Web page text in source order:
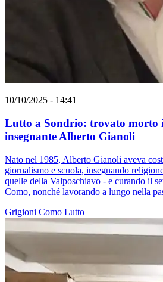
10/10/2025 - 14:41
Lutto a Sondrio: trovato morto
insegnante Alberto Gianoli
Nato nel 1985, Alberto Gianoli aveva
giornalismo e scuola, insegnando
quelle della Valposchiavo - e curando il
Como, nonché lavorando a lungo nella
Grigioni Como Lutto